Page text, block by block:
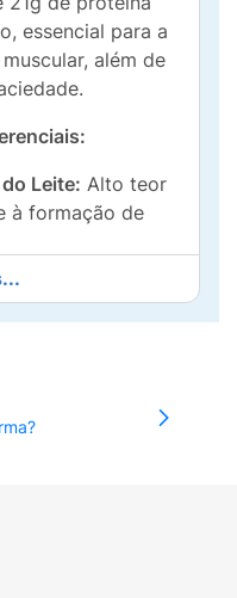
essencial para a
além de
Leite: Alto teor
à formação de
é fonte de
óssea.
suas receitas